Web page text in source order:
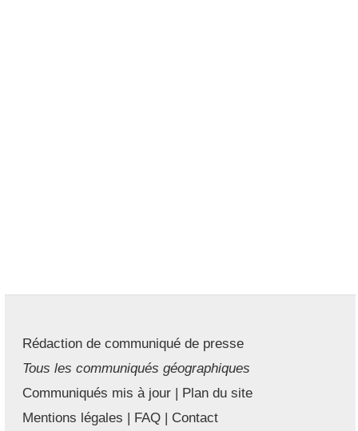
Rédaction de communiqué de presse
Tous les communiqués géographiques
Communiqués mis à jour | Plan du site
Mentions légales | FAQ | Contact